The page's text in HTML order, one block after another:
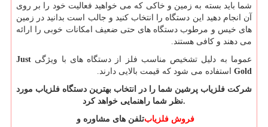
شما باید بسته به زمین و خاکی که می خواهید فعالیت خود را بر روی
آن انجام دهید این دستگاه را انتخاب کنید و جالب است بدانید در زمین
های خیس و مرطوب دستگاه های حتی ضعیف امکانات خوبی را ارائه
می دهند و کافی هستند.
عموما به دلیل تشخیص مناسب فلز از دستگاه های با ویژگی Just
Gold استفاده می شود که قیمت بالایی دارند.
شرکت فلزیاب پرشین شما را در انتخاب بهترین دستگاه فلزیاب مورد
نظر شما راهنمایی خواهد کرد.
تلفن های مشاوره وفروش فلزیاب